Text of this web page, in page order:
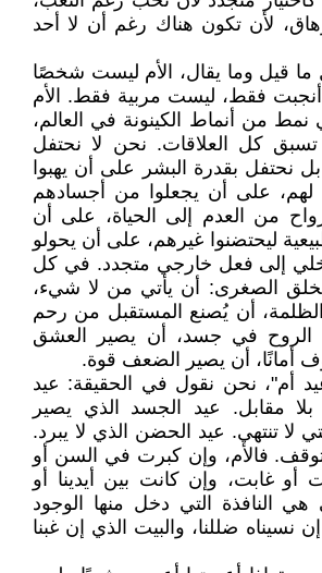
لأن تكون هناك رغم أن لا أحد
ما قيل وما يقال، الأم ليست شخصًا
فقط، ليست مربية فقط. الأم
نمط من أنماط الكينونة في العالم،
تسبق كل العلاقات. نحن لا نحتفل
نحتفل بقدرة البشر على أن يهبوا
لهم، على أن يجعلوا من أجسادهم
من العدم إلى الحياة، على أن
ليحتضنوا غيرهم، على أن يحولو
إلى فعل خارجي متجدد. في كل
الصغرى: أن يأتي من لا شيء،
أن يُصنع المستقبل من رحم
الروح في جسد، أن يصير العشق
أمانًا، أن يصير الضعف قوة.
أم"، نحن نقول في الحقيقة: عيد
مقابل. عيد الجسد الذي يصير
لا تنتهي. عيد الحضن الذي لا يبرد.
فالأم، وإن كبرت في السن أو
غابت، وإن كانت بين أيدينا أو
النافذة التي دخل منها الوجود
إن نسيناه ضللنا، والبيت الذي إن غبنا